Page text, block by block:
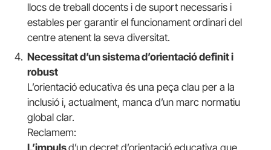
llocs de treball docents i de suport necessaris i
estables per garantir el funcionament ordinari del
centre atenent la seva diversitat.
Necessitat d’un sistema d’orientació definit i
robust
L’orientació educativa és una peça clau per a la
inclusió i, actualment, manca d’un marc normatiu
global clar.
Reclamem: